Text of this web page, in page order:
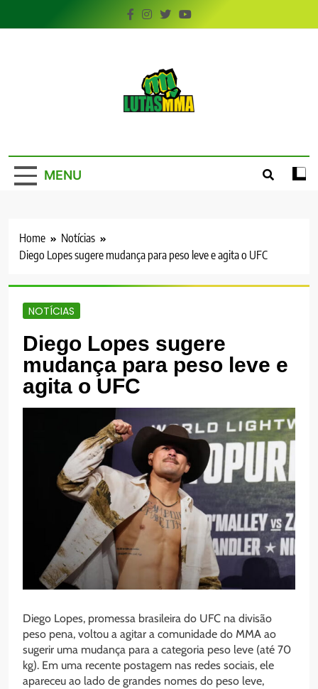
to
MENU
Home
Notícias
Diego Lopes sugere mudança para peso leve e agita o UFC
NOTÍCIAS
Diego Lopes sugere
mudança para peso leve e
agita o UFC
Diego Lopes, promessa brasileira do UFC na divisão
peso pena, voltou a agitar a comunidade do MMA ao
sugerir uma mudança para a categoria peso leve (até 70
kg). Em uma recente postagem nas redes sociais, ele
apareceu ao lado de grandes nomes do peso leve,